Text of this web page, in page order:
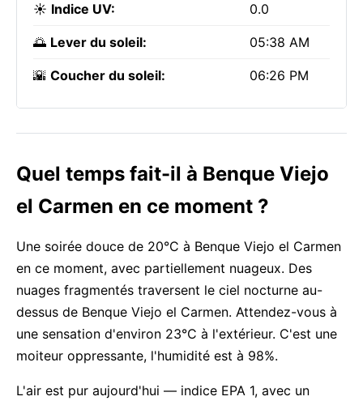
☀️ Indice UV: 0.0
🌅 Lever du soleil: 05:38 AM
🌇 Coucher du soleil: 06:26 PM
Quel temps fait-il à Benque Viejo
el Carmen en ce moment ?
Une soirée douce de 20°C à Benque Viejo el Carmen
en ce moment, avec partiellement nuageux. Des
nuages fragmentés traversent le ciel nocturne au-
dessus de Benque Viejo el Carmen. Attendez-vous à
une sensation d'environ 23°C à l'extérieur. C'est une
moiteur oppressante, l'humidité est à 98%.
L'air est pur aujourd'hui — indice EPA 1, avec un